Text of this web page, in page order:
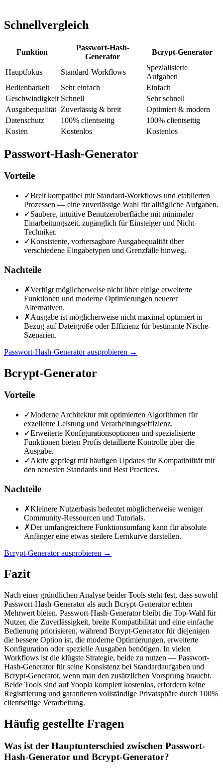
Schnellvergleich
Funktion
Passwort-Hash-
Generator
Bcrypt-Generator
Hauptfokus Standard-Workflows
Spezialisierte
Aufgaben
Bedienbarkeit
Sehr einfach
Einfach
Geschwindigkeit Schnell
Sehr schnell
Ausgabequalität Zuverlässig & breit
Optimiert & modern
Datenschutz
100% clientseitig
100% clientseitig
Kosten
Kostenlos Kostenlos
Passwort-Hash-Generator
Vorteile
✓Breit kompatibel mit Standard-Workflows und etablierten
Prozessen — eine zuverlässige Wahl für alltägliche Aufgaben.
✓Saubere, intuitive Benutzeroberfläche mit minimaler
Einarbeitungszeit, zugänglich für Einsteiger und Nicht-
Techniker.
✓Konsistente, vorhersagbare Ausgabequalität über
verschiedene Eingabetypen und Grenzfälle hinweg.
Nachteile
✗Verfügt möglicherweise nicht über einige erweiterte
Funktionen und moderne Optimierungen neuerer
Alternativen.
✗Ausgabe ist möglicherweise nicht maximal optimiert in
Bezug auf Dateigröße oder Effizienz für bestimmte Nische-
Szenarien.
Passwort-Hash-Generator ausprobieren →
Bcrypt-Generator
Vorteile
✓Moderne Architektur mit optimierten Algorithmen für
exzellente Leistung und Verarbeitungseffizienz.
✓Erweiterte Konfigurationsoptionen und spezialisierte
Funktionen bieten Profis detaillierte Kontrolle über die
Ausgabe.
✓Aktiv gepflegt mit häufigen Updates für Kompatibilität mit
den neuesten Standards und Best Practices.
Nachteile
✗Kleinere Nutzerbasis bedeutet möglicherweise weniger
Community-Ressourcen und Tutorials.
✗Der umfangreichere Funktionsumfang kann für absolute
Anfänger eine etwas steilere Lernkurve darstellen.
Bcrypt-Generator ausprobieren →
Fazit
Nach einer gründlichen Analyse beider Tools steht fest, dass sowohl
Passwort-Hash-Generator als auch Bcrypt-Generator echten
Mehrwert bieten. Passwort-Hash-Generator bleibt die Top-Wahl für
Nutzer, die Zuverlässigkeit, breite Kompatibilität und eine einfache
Bedienung priorisieren, während Bcrypt-Generator für diejenigen
die bessere Option ist, die moderne Optimierungen, erweiterte
Konfiguration oder spezielle Ausgaben benötigen. In vielen
Workflows ist die klügste Strategie, beide zu nutzen — Passwort-
Hash-Generator für seine Konsistenz bei Standardaufgaben und
Bcrypt-Generator, wenn man den zusätzlichen Vorsprung braucht.
Beide Tools sind auf Yoopla komplett kostenlos, erfordern keine
Registrierung und garantieren vollständige Privatsphäre durch 100%
clientseitige Verarbeitung.
Häufig gestellte Fragen
Was ist der Hauptunterschied zwischen Passwort-
Hash-Generator und Bcrypt-Generator?